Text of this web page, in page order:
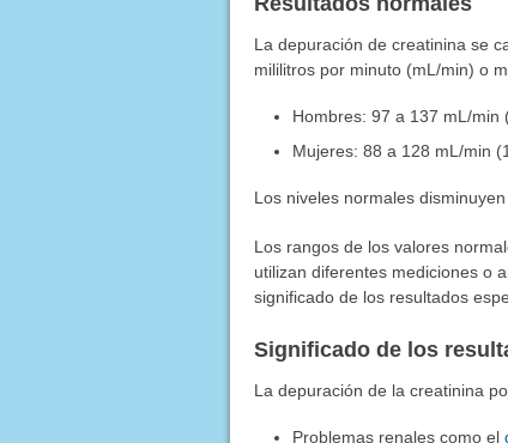
La depuración de creatinina se
mililitros por minuto (mL/min) o
Hombres: 97 a 137 mL/min
Mujeres: 88 a 128 mL/min
Los niveles normales disminuyen
Los rangos de los valores
utilizan diferentes mediciones o
significado de los resultados
Significado de los
La depuración de la creatinina
Problemas renales como el